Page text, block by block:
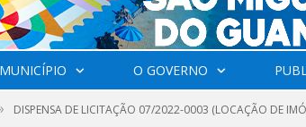
O GOVERNO
DISPENSA DE LICITAÇÃO 07/2022-0003 (LOCAÇÃO DE